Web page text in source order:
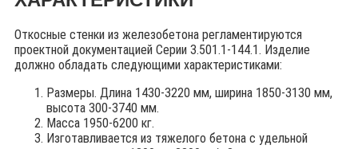
Откосные стенки из железобетона регламентируются
проектной документацией Серии 3.501.1-144.1. Изделие
должно обладать следующими характеристиками:
Размеры. Длина 1430-3220 мм, ширина 1850-3130 мм,
высота 300-3740 мм.
Масса 1950-6200 кг.
Изготавливается из тяжелого бетона с удельной